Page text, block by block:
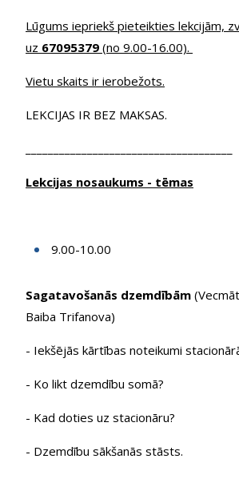
Lūgums iepriekš pieteikties lekcijām,
uz 67095379 (no 9.00-16.00).
Vietu skaits ir ierobežots.
LEKCIJAS IR BEZ MAKSAS.
Lekcijas nosaukums - tēmas
9.00-10.00
Sagatavošanās dzemdībām
Baiba Trifanova)
- Iekšējās kārtības noteikumi
- Ko likt dzemdību somā?
- Kad doties uz stacionāru?
- Dzemdību sākšanās stāsts.